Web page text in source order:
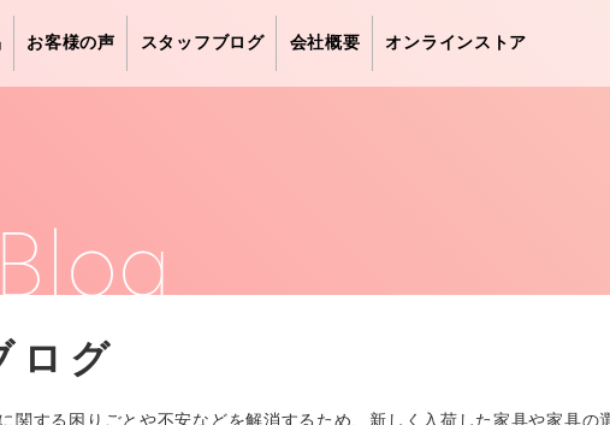
お客様の声 スタッフブログ 会社概要 オンラインストア
ログ
関する困りごとや不安などを解消するため、新しく入荷した家具や家具の